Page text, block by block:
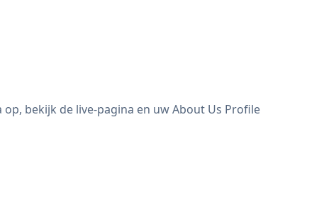
bekijk de live-pagina en uw About Us Profile